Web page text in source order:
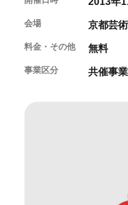
図書室・情報コーナー
カフェ・ショップ
よくあるご質問
取材／視察・見学／撮影
月間スケジュール
センターのプログラム
制作室を使う
制作室について
制作室の設備
京都芸術センターの歩
会場 京都芸
料金・その他 無料
事業区分 共催事業